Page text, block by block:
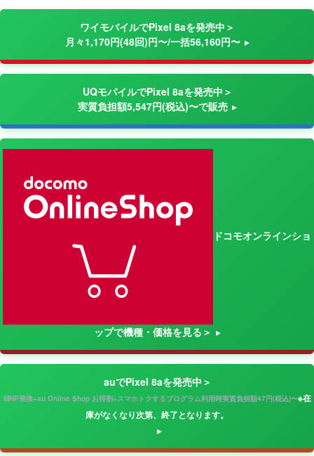
ワイモバイルでPixel 8aを発売中＞
月々1,170円(48回)円〜/一括56,160円〜
UQモバイルでPixel 8aを発売中＞
実質負担額5,547円(税込)〜で販売
ドコモオンラインショ
ップで機種・価格を見る＞
auでPixel 8aを発売中＞
MNP乗換+au Online Shop お得割+スマホトクするプログラム利用時実質負担額47円(税込)〜※在
庫がなくなり次第、終了となります。